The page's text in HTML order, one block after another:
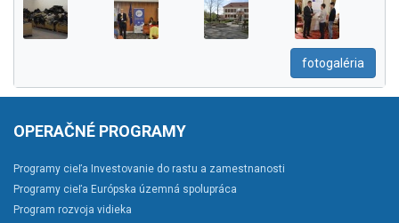
fotogaléria
OPERAČNÉ PROGRAMY
Programy cieľa Investovanie do rastu a zamestnanosti
Programy cieľa Európska územná spolupráca
Program rozvoja vidieka